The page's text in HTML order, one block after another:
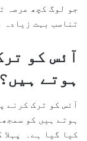
جو لوگ کچھ عرصہ
تناسب بہت زیادہ
آئس کو
ہوتے ہیں؟
آئس کو ترک کرنے
ہوتے ہیں کو
کیا گیا ہے۔ پہلا